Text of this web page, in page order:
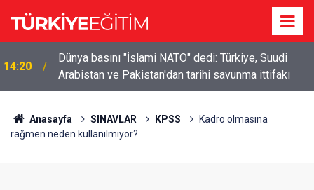
14:20
Dünya basını "İslami NATO" dedi: Türkiye, Suudi
Arabistan ve Pakistan'dan tarihi savunma ittifakı
Anasayfa SINAVLAR KPSS
Kadro olmasına
rağmen neden kullanılmıyor?